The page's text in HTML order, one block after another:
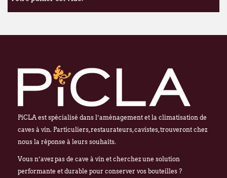
PiCLA est spécialisé dans l’aménagement et la climatisation de
caves à vin. Particuliers, restaurateurs, cavistes, trouveront chez
nous la réponse à leurs souhaits.
Vous n’avez pas de cave à vin et cherchez une solution
performante et durable pour conserver vos bouteilles ?